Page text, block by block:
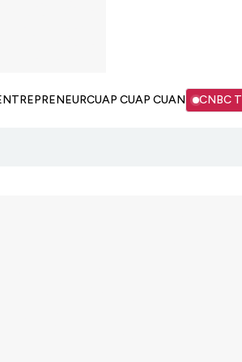
CUAP CUAP CUAN CNBC